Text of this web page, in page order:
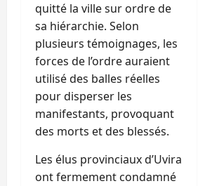
quitté la ville sur ordre de
sa hiérarchie. Selon
plusieurs témoignages, les
forces de l’ordre auraient
utilisé des balles réelles
pour disperser les
manifestants, provoquant
des morts et des blessés.
Les élus provinciaux d’Uvira
ont fermement condamné